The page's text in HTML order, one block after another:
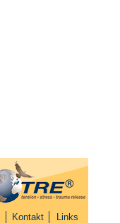
Kontakt Links